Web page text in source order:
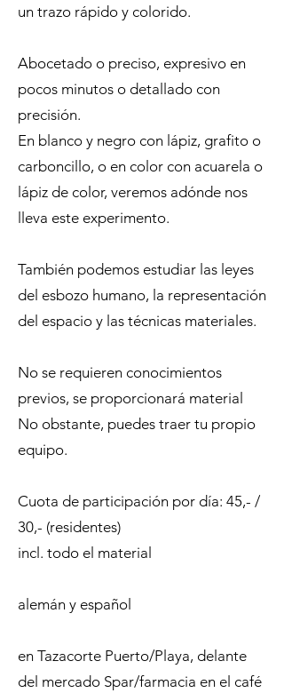
un trazo rápido y colorido.
Abocetado o preciso, expresivo en
pocos minutos o detallado con
precisión.
En blanco y negro con lápiz, grafito o
carboncillo, o en color con acuarela o
lápiz de color, veremos adónde nos
lleva este experimento.
También podemos estudiar las leyes
del esbozo humano, la representación
del espacio y las técnicas materiales.
No se requieren conocimientos
previos, se proporcionará material
No obstante, puedes traer tu propio
equipo.
Cuota de participación por día: 45,- /
30,- (residentes)
incl. todo el material
alemán y español
en Tazacorte Puerto/Playa, delante
del mercado Spar/farmacia en el café